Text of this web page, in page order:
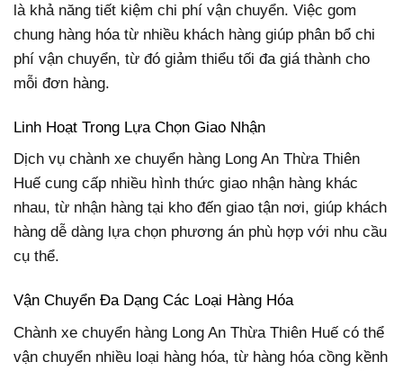
là khả năng tiết kiệm chi phí vận chuyển. Việc gom
chung hàng hóa từ nhiều khách hàng giúp phân bổ chi
phí vận chuyển, từ đó giảm thiểu tối đa giá thành cho
mỗi đơn hàng.
Linh Hoạt Trong Lựa Chọn Giao Nhận
Dịch vụ chành xe chuyển hàng Long An Thừa Thiên
Huế cung cấp nhiều hình thức giao nhận hàng khác
nhau, từ nhận hàng tại kho đến giao tận nơi, giúp khách
hàng dễ dàng lựa chọn phương án phù hợp với nhu cầu
cụ thể.
Vận Chuyển Đa Dạng Các Loại Hàng Hóa
Chành xe chuyển hàng Long An Thừa Thiên Huế có thể
vận chuyển nhiều loại hàng hóa, từ hàng hóa cồng kềnh